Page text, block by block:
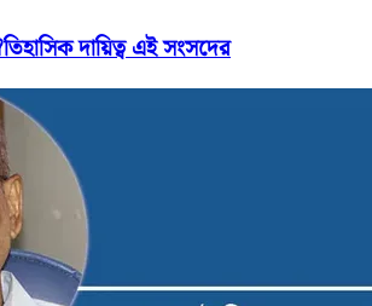
দায়িত্ব এই সংসদের